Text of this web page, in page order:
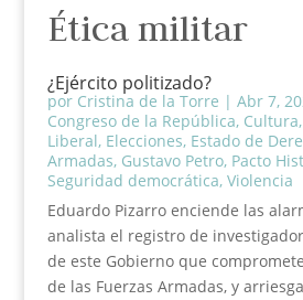
Ética militar
¿Ejército politizado?
por Cristina de la Torre | Abr 7,
Congreso de la República, Cultura,
Liberal, Elecciones, Estado de
Armadas, Gustavo Petro, Pacto
Seguridad democrática, Violencia
Eduardo Pizarro enciende las
analista el registro de
de este Gobierno que
de las Fuerzas Armadas, y